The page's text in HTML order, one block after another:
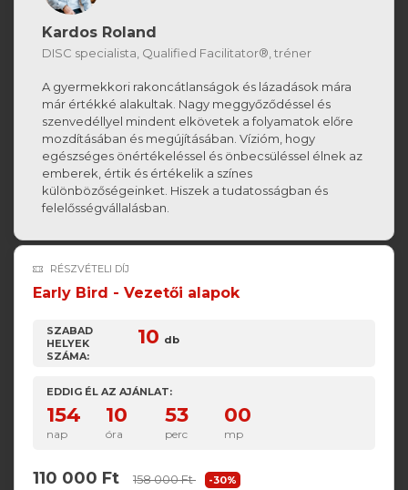
Kardos Roland
DISC specialista, Qualified Facilitator®, tréner
A gyermekkori rakoncátlanságok és lázadások mára
már értékké alakultak. Nagy meggyőződéssel és
szenvedéllyel mindent elkövetek a folyamatok előre
mozdításában és megújításában. Vízióm, hogy
egészséges önértékeléssel és önbecsüléssel élnek az
emberek, értik és értékelik a színes
különbözőségeinket. Hiszek a tudatosságban és
felelősségvállalásban.
RÉSZVÉTELI DÍJ
Early Bird - Vezetői alapok
SZABAD
HELYEK
SZÁMA:
10 db
EDDIG ÉL AZ AJÁNLAT:
154 10 52 59
nap óra perc mp
110 000 Ft 158 000 Ft -30%